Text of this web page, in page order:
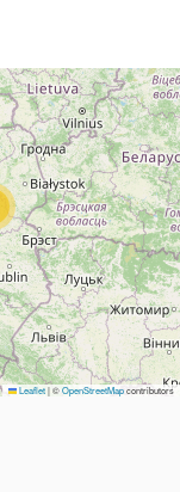
Leaflet|©OpenStreetMapcontributors